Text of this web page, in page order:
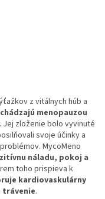
z vitálnych húb a
menopauzou
. Jej zloženie bolo vyvinuté
svoje účinky a
MycoMeno
náladu, pokoj a
toho prispieva k
kardiovaskulárny
trávenie.